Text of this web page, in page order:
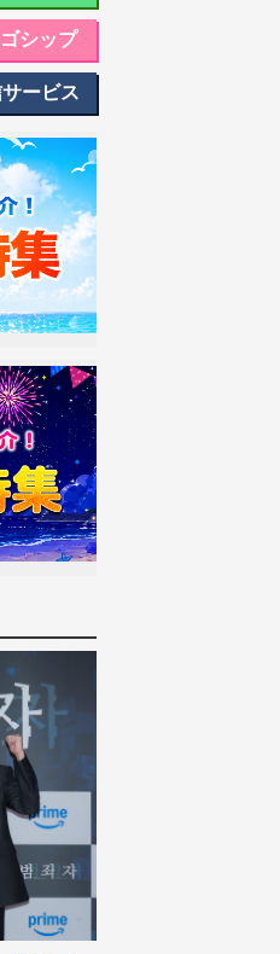
シップ
ービス